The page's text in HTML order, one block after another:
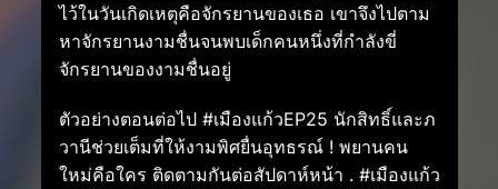
ไว้ในวันเกิดเหตุคือจักรยานของเธอ เขาจึงไปตาม
หาจักรยานงามชื่นจนพบเด็กคนหนึ่งที่กำลังขี่
จักรยานของงามชื่นอยู่
ตัวอย่างตอนต่อไป #เมืองแก้วEP25 นักสิทธิ์และภ
วานีช่วยเต็มที่ให้งามพิศยื่นอุทธรณ์ ! พยานคน
ใหม่คือใคร ติดตามกันต่อสัปดาห์หน้า . #เมืองแก้ว